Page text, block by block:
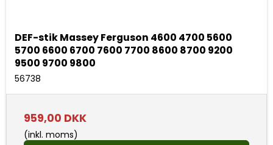
DEF-stik Massey Ferguson 4600 4700 5600
5700 6600 6700 7600 7700 8600 8700 9200
9500 9700 9800
56738
959,00 DKK
(inkl. moms)